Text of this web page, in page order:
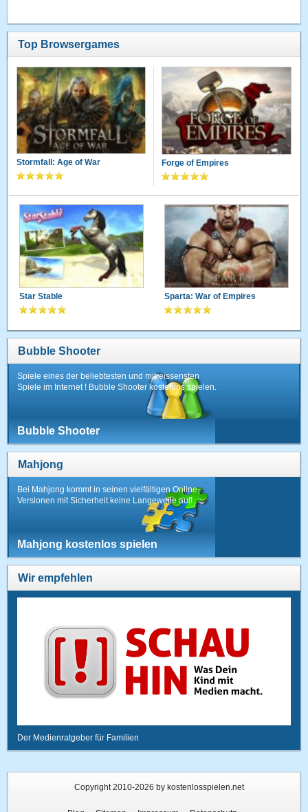
Top Browsergames
Stormfall: Age of War Forge of Empires
Star Stable Sparta: War of Empires
Bubble Shooter
Spiele eines der beliebtesten und mitreissensten
Spiele im Internet ! Bubble Shooter kostenlos spielen.
Bubble Shooter
Mahjong
Bei Mahjong kommt in seinen vielfältigen Online-
Versionen mit Sicherheit keine Langeweile auf!
Mahjong kostenlos spielen
Wir empfehlen
Der Medienratgeber für Familien
Copyright 2010-2026 by kostenlosspielen.net